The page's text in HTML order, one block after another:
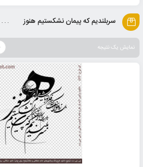
سربلندیم که پیمان نشکستیم هنوز
نمایش یک نتیجه